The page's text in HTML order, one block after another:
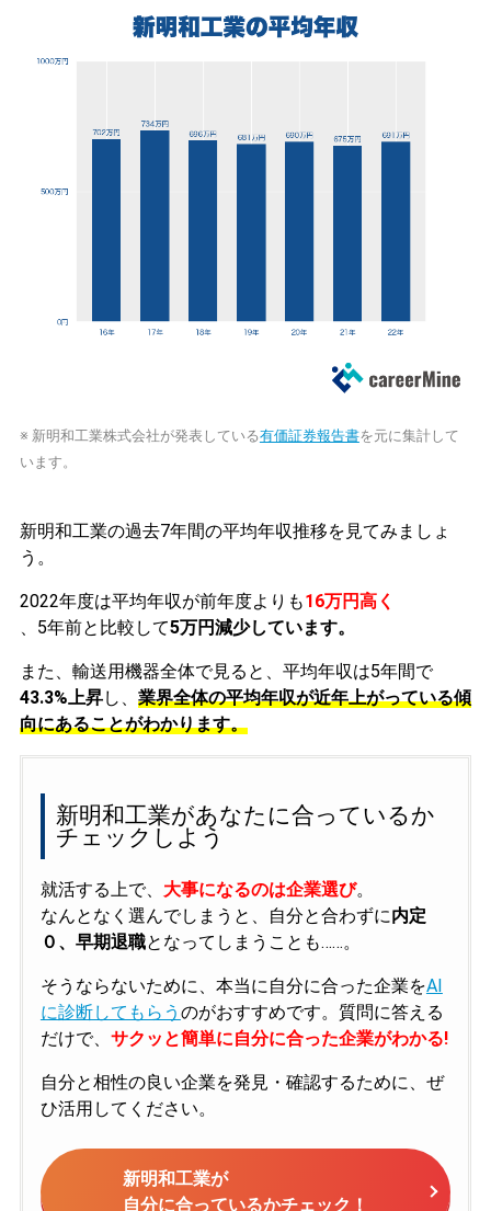
※ 新明和工業株式会社が発表している有価証券報告書を元に集計して
います。
新明和工業の過去7年間の平均年収推移を見てみましょ
う。
2022年度は平均年収が前年度よりも16万円高く
、5年前と比較して5万円減少しています。
また、輸送用機器全体で見ると、平均年収は5年間で
43.3%上昇し、 業界全体の平均年収が近年上がっている傾
向にあることがわかります。
新明和工業があなたに合っているか
チェックしよう
就活する上で、 大事になるのは企業選び。
なんとなく選んでしまうと、自分と合わずに内定
０、早期退職となってしまうことも……。
そうならないために、本当に自分に合った企業をAI
に診断してもらう のがおすすめです。質問に答える
だけで、 サクッと簡単に自分に合った企業がわかる!
自分と相性の良い企業を発見・確認するために、ぜ
ひ活用してください。
新明和工業が
自分に合っているかチェック！